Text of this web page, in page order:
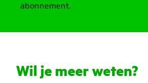
abonnement.
Wil je meer weten?